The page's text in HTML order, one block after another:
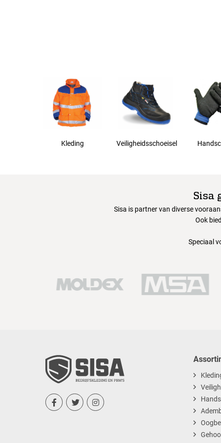
Kleding Veiligheidsschoeisel
Sisa
Sisa is partner van diverse
Ook
Speciaal
  